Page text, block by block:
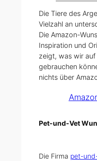
Die Tiere des
Vielzahl an
Die Amazon-
Inspiration und
zeigt, was wir
gebrauchen
nichts über
Pet-und-Vet
Die Firma pet-